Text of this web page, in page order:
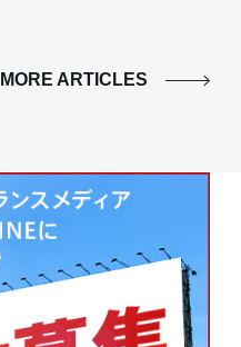
MORE ARTICLES